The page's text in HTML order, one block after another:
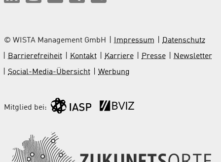
© WISTA Management GmbH Impressum
Datenschutz
Barrierefreiheit
Kontakt Karriere Presse
Newsletter
Social-Media-Übersicht
Werbung
Mitglied bei: